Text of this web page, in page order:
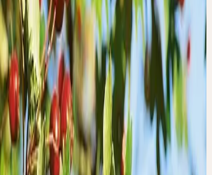
sondern als Gefährten dessen, was
das Leben hört nicht auf, sich zu entfalten
ZU DIESEM THEMA